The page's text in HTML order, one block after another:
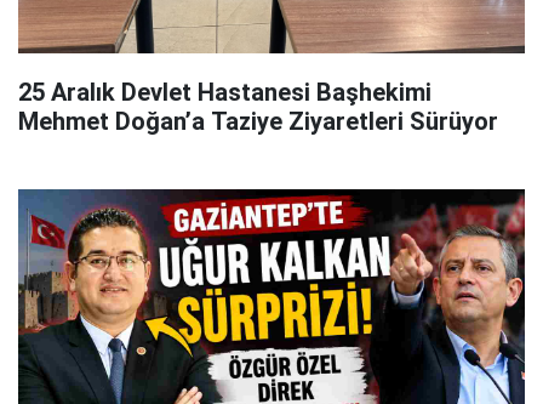
25 Aralık Devlet Hastanesi Başhekimi
Mehmet Doğan’a Taziye Ziyaretleri Sürüyor